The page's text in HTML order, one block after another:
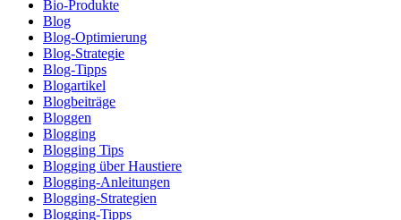
Bio-Produkte
Blog
Blog-Optimierung
Blog-Strategie
Blog-Tipps
Blogartikel
Blogbeiträge
Bloggen
Blogging
Blogging Tips
Blogging über Haustiere
Blogging-Anleitungen
Blogging-Strategien
Blogging-Tipps